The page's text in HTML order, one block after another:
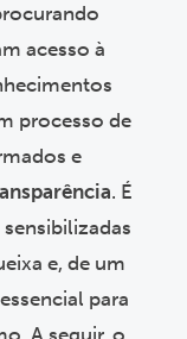
acesso à
processo de
e
. É
e, de um
para